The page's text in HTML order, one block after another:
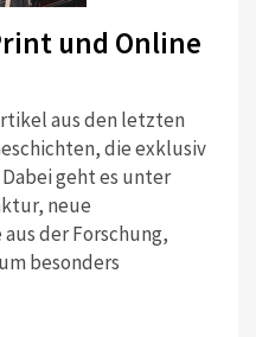
und Online
aus den letzten
die exklusiv
geht es unter
neue
der Forschung,
besonders